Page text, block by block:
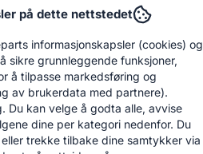
Siemens stekeovn 60 x
45 cm 900W
CM776GKB1
18.999,- 21.999,-
Kjøp
på dette nettstedet
informasjonskapsler (cookies) og
sikre grunnleggende funksjoner,
å tilpasse markedsføring og
av brukerdata med partnere).
Du kan velge å godta alle, avvise
dine per kategori nedenfor. Du
trekke tilbake dine samtykker via